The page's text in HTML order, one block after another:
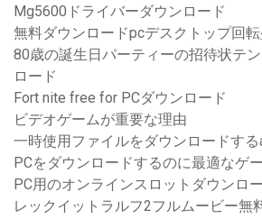
Mg5600ドライバーダウンロード
無料ダウンロードpcデスクトップ回
80歳の誕生日パーティーの招待状テ
ロード
Fort nite free for PCダウンロード
ビデオゲームが重要な理由
一時使用ファイルをダウンロードする
PCをダウンロードするのに最適なゲ
PC用のオンラインスロットダウンロ
レックイットラルフ2フルムービー無